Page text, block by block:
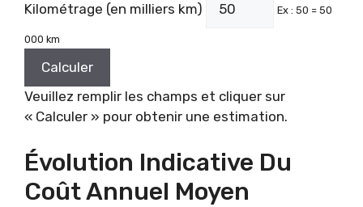
Kilométrage (en milliers km) Ex : 50 = 50
000 km
Calculer
Veuillez remplir les champs et cliquer sur
« Calculer » pour obtenir une estimation.
Évolution Indicative Du
Coût Annuel Moyen